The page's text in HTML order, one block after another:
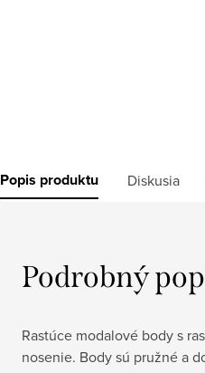
Popis produktu Diskusia
Podrobný
Rastúce modalové body s
nosenie. Body sú pružné a